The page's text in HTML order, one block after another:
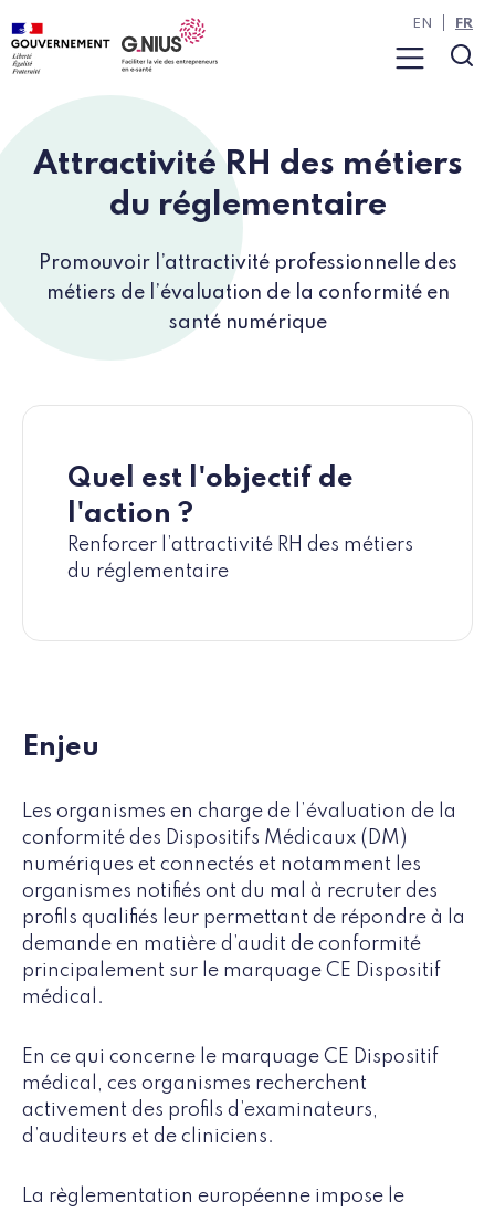
Panneau de gestion des cookies
Aller au contenu
Aller à la navigation
Menu
EN FR
Attractivité RH des métiers
du réglementaire
Promouvoir l’attractivité professionnelle des
métiers de l’évaluation de la conformité en
santé numérique
Quel est l'objectif de
l'action ?
Renforcer l’attractivité RH des métiers
du réglementaire
Enjeu
Les organismes en charge de l’évaluation de la
conformité des Dispositifs Médicaux (DM)
numériques et connectés et notamment les
organismes notifiés ont du mal à recruter des
profils qualifiés leur permettant de répondre à la
demande en matière d’audit de conformité
principalement sur le marquage CE Dispositif
médical.
En ce qui concerne le marquage CE Dispositif
médical, ces organismes recherchent
activement des profils d’examinateurs,
d’auditeurs et de cliniciens.
La règlementation européenne impose le